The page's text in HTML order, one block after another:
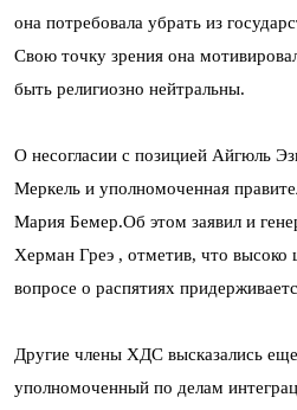
она потребовала убрать из
Свою точку зрения она
быть религиозно нейтральны.
О несогласии с позицией Айгюль
Меркель и уполномоченная
Мария Бемер.Об этом заявил и
Херман Греэ , отметив, что высоко
вопросе о распятиях
Другие члены ХДС высказались
уполномоченный по делам